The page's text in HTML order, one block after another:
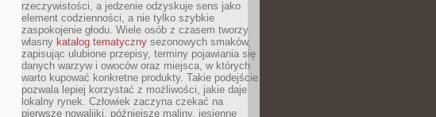
rzeczywistości, a jedzenie odzyskuje sens jako
element codzienności, a nie tylko szybkie
zaspokojenie głodu. Wiele osób z czasem tworzy
własny katalog tematyczny sezonowych smaków,
zapisując ulubione przepisy, terminy pojawiania się
danych warzyw i owoców oraz miejsca, w których
warto kupować konkretne produkty. Takie podejście
pozwala lepiej korzystać z możliwości, jakie daje
lokalny rynek. Człowiek zaczyna czekać na
pierwsze nowalijki, późniejsze maliny, jesienne